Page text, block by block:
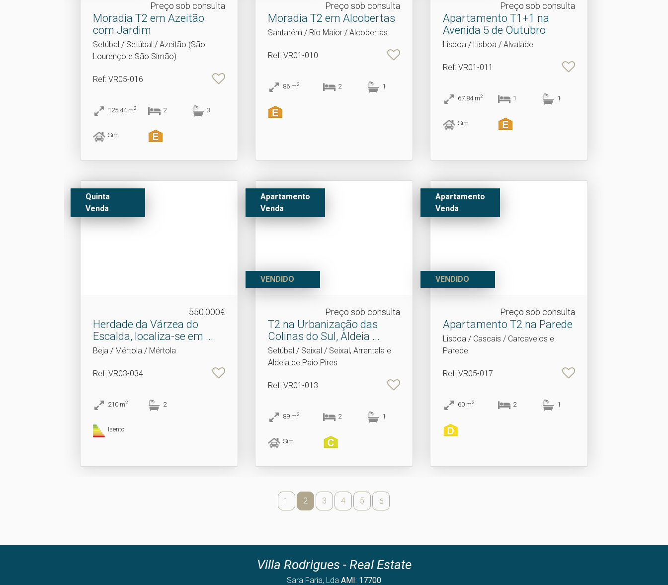
Preço sob consulta
Moradia T2 em Azeitão
com Jardim
Setúbal / Setúbal / Azeitão (São
Lourenço e São Simão)
Ref: VR05-016
125.44 m2 2 3
Sim
Preço sob consulta
Moradia T2 em Alcobertas
Santarém / Rio Maior / Alcobertas
Ref: VR01-010
86 m2 2 1
Preço sob consulta
Apartamento T1+1 na
Avenida 5 de Outubro
Lisboa / Lisboa / Alvalade
Ref: VR01-011
67.84 m2 1 1
Sim
Quinta
Venda
550.000€
Herdade da Várzea do
Escalda, localiza-se em .​..
Beja / Mértola / Mértola
Ref: VR03-034
210 m2 2
Isento
Apartamento
Venda
VENDIDO
Preço sob consulta
T2 na Urbanização das
Colinas do Sul, Aldeia .​..
Setúbal / Seixal / Seixal, Arrentela e
Aldeia de Paio Pires
Ref: VR01-013
89 m2 2 1
Sim
Apartamento
Venda
VENDIDO
Preço sob consulta
Apartamento T2 na Parede
Lisboa / Cascais / Carcavelos e
Parede
Ref: VR05-017
60 m2 2 1
1 2 3 4 5 6
Villa Rodrigues - Real Estate
Sara Faria, Lda AMI: 17700